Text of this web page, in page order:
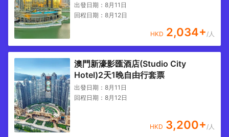
出發日期： 8月11日
回程日期： 8月12日
HKD 2,034+ /人
澳門新濠影匯酒店(Studio City
Hotel)2天1晚自由行套票
出發日期： 8月11日
回程日期： 8月12日
HKD 3,200+ /人